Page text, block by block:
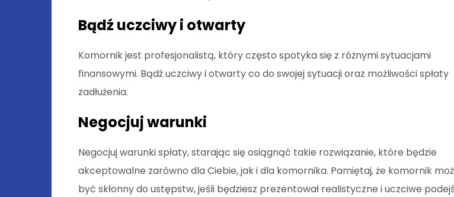
Bądź uczciwy i otwarty
Komornik jest profesjonalistą, który często spotyka się z różnymi sytuacjami
finansowymi. Bądź uczciwy i otwarty co do swojej sytuacji oraz możliwości spłaty
zadłużenia.
Negocjuj warunki
Negocjuj warunki spłaty, starając się osiągnąć takie rozwiązanie, które będzie
akceptowalne zarówno dla Ciebie, jak i dla komornika. Pamiętaj, że komornik
być skłonny do ustępstw, jeśli będziesz prezentował realistyczne i uczciwe